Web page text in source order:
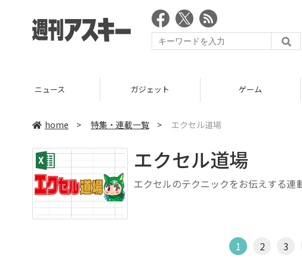
ニュース ガジェット ゲーム
home > 特集・連載一覧 > エクセル道場
エクセル道場
エクセルのテクニックをお伝えする
1 2 3